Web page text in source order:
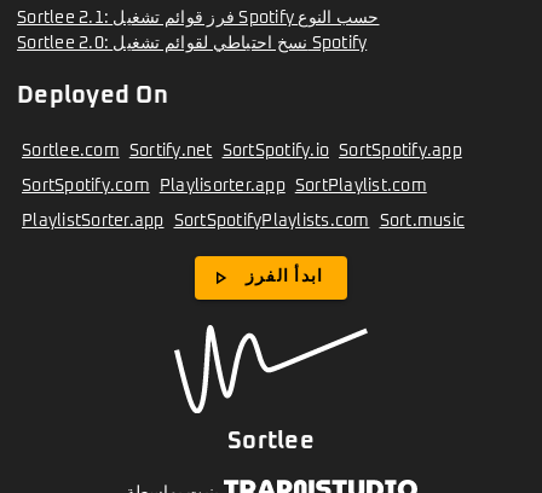
Sortlee 2.1: فرز قوائم تشغيل Spotify حسب النوع
Sortlee 2.0: نسخ احتياطي لقوائم تشغيل Spotify
Deployed On
Sortlee.com Sortify.net SortSpotify.io SortSpotify.app
SortSpotify.com Playlisorter.app SortPlaylist.com
PlaylistSorter.app SortSpotifyPlaylists.com Sort.music
play_arrow ابدأ الفرز
Sortlee